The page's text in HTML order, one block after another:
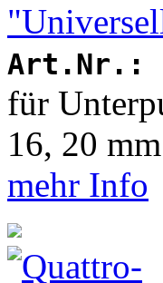
Art.Nr.:
für
16, 20 mm
mehr Info